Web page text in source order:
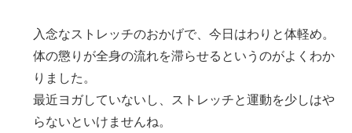
入念なストレッチのおかげで、今日はわりと体軽め。
体の懲りが全身の流れを滞らせるというのがよくわか
りました。
最近ヨガしていないし、ストレッチと運動を少しはや
らないといけませんね。